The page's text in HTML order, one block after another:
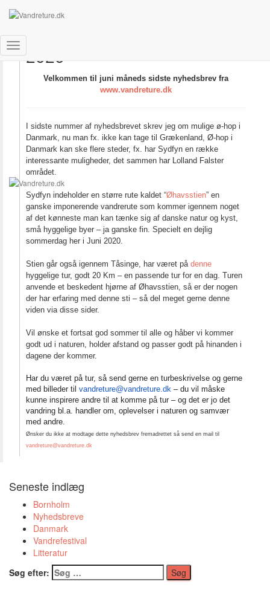
Skift
Nyhedsbrev nummer 10 –
2020
Velkommen til juni måneds sidste nyhedsbrev fra
www.vandreture.dk
I sidste nummer af nyhedsbrevet skrev jeg om mulige ø-hop i
Danmark, nu man fx. ikke kan tage til Grækenland, Ø-hop i
Danmark kan ske flere steder, fx. har Sydfyn en række
interessante muligheder, det sammen har Lolland Falster
området.
Sydfyn indeholder en større rute kaldet “Øhavsstien” en
ganske imponerende vandrerute som kommer igennem noget
af det kønneste man kan tænke sig af danske natur og kyst,
små hyggelige byer – ja ganske fin. Specielt en dejlig
sommerdag her i Juni 2020.
Stien går også igennem Tåsinge, har været på denne
hyggelige tur, godt 20 Km – en passende tur for en dag. Turen
anvende et beskedent hjørne af Øhavsstien, så er der nogen
der har erfaring med denne sti – så del meget gerne denne
viden via disse sider.
Vil ønske et fortsat god sommer til alle og håber vi kommer
godt ud i naturen, holder afstand og passer godt på hinanden i
dagene der kommer.
Har du været på tur, så send gerne en turbeskrivelse og gerne
med billeder til vandreture@vandreture.dk– du vil måske
kunne inspirere andre til at komme på tur – og det er jo det
vandring bl.a. handler om, oplevelser i naturen og samvær
med andre.
Ønsker du ikke at modtage dette nyhedsbrev fremadrettet så send en mail til
vandreture@vandreture.dk
Seneste indlæg
Bornholm
Nyhedsbreve
Danmark
Vandrefestival
Litteratur
Søg efter: